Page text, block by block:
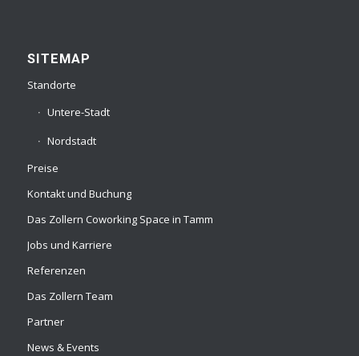
SITEMAP
Standorte
Untere-Stadt
Nordstadt
Preise
Kontakt und Buchung
Das Zollern Coworking Space in Tamm
Jobs und Karriere
Referenzen
Das Zollern Team
Partner
News & Events